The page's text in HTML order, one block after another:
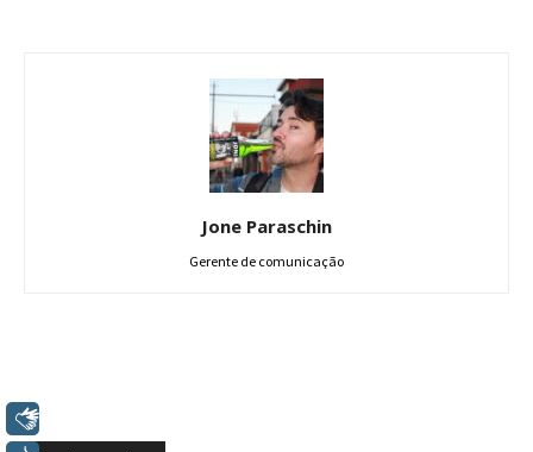
Jone Paraschin
Gerente de comunicação